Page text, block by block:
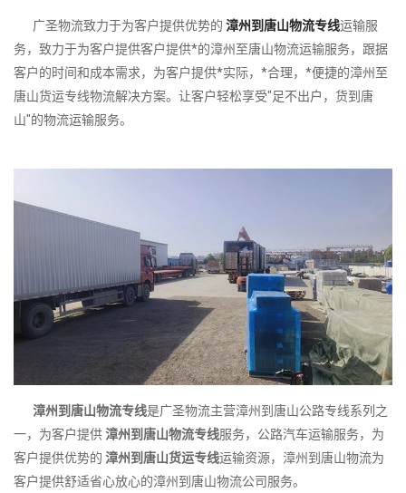
广圣物流致力于为客户提供优势的 漳州到唐山物流专线运输服
务，致力于为客户提供客户提供*的漳州至唐山物流运输服务，跟据
客户的时间和成本需求，为客户提供*实际，*合理，*便捷的漳州至
唐山货运专线物流解决方案。让客户轻松享受"足不出户，货到唐
山"的物流运输服务。
漳州到唐山物流专线是广圣物流主营漳州到唐山公路专线系列之
一，为客户提供漳州到唐山物流专线服务，公路汽车运输服务，为
客户提供优势的 漳州到唐山货运专线运输资源，漳州到唐山物流为
客户提供舒适省心放心的漳州到唐山物流公司服务。